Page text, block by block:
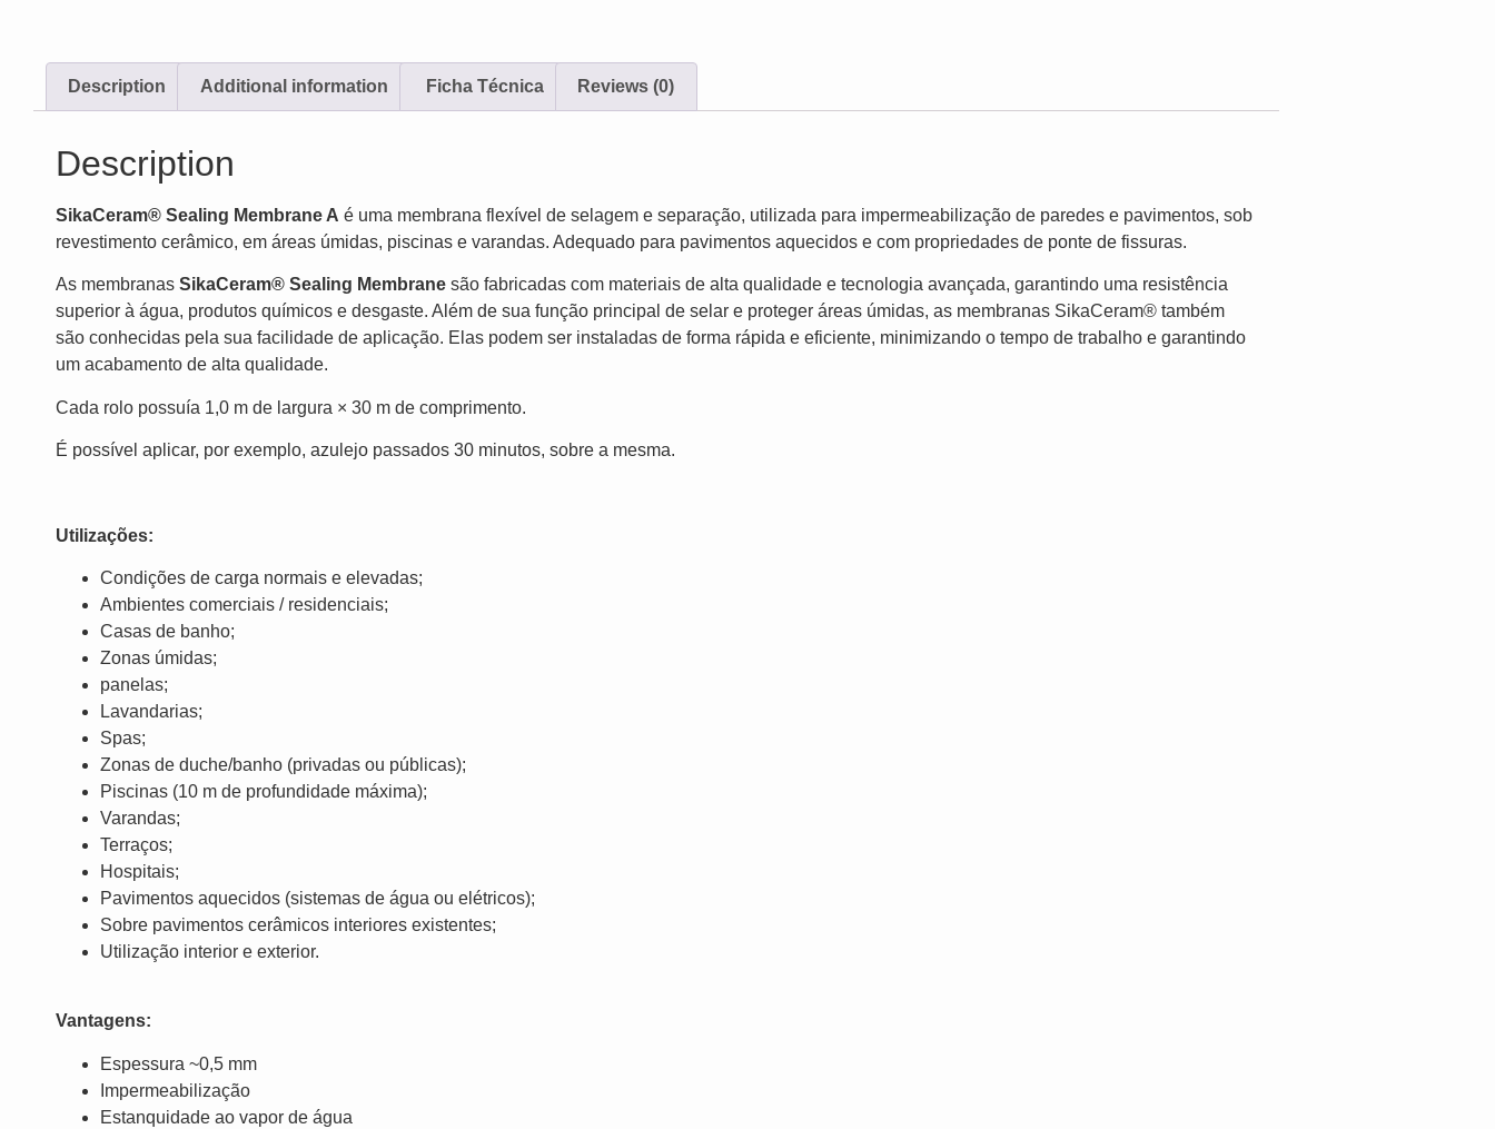
Description Additional information ‎ Ficha Técnica Reviews (0)
Description
SikaCeram® Sealing Membrane A é uma membrana flexível de selagem e separação, utilizada para impermeabilização de paredes e pavimentos, sob
revestimento cerâmico, em áreas úmidas, piscinas e varandas. Adequado para pavimentos aquecidos e com propriedades de ponte de fissuras.
As membranas SikaCeram® Sealing Membrane são fabricadas com materiais de alta qualidade e tecnologia avançada, garantindo uma resistência
superior à água, produtos químicos e desgaste. Além de sua função principal de selar e proteger áreas úmidas, as membranas SikaCeram® também
são conhecidas pela sua facilidade de aplicação. Elas podem ser instaladas de forma rápida e eficiente, minimizando o tempo de trabalho e garantindo
um acabamento de alta qualidade.
Cada rolo possuía 1,0 m de largura × 30 m de comprimento.
É possível aplicar, por exemplo, azulejo passados ​​30 minutos, sobre a mesma.
Utilizações:
Condições de carga normais e elevadas;
Ambientes comerciais / residenciais;
Casas de banho;
Zonas úmidas;
panelas;
Lavandarias;
Spas;
Zonas de duche/banho (privadas ou públicas);
Piscinas (10 m de profundidade máxima);
Varandas;
Terraços;
Hospitais;
Pavimentos aquecidos (sistemas de água ou elétricos);
Sobre pavimentos cerâmicos interiores existentes;
Utilização interior e exterior.
Vantagens:
Espessura ~0,5 mm
Impermeabilização
Estanquidade ao vapor de água